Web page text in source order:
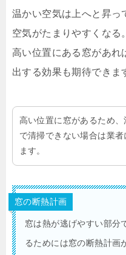
温かい空気は上へと昇っ
空気がたまりやすくなる
高い位置にある窓があれ
出する効果も期待できま
高い位置に窓があるため
で清掃できない場合は業
ます。
窓の断熱計画
窓は熱が逃げやすい部分
るためには窓の断熱計画